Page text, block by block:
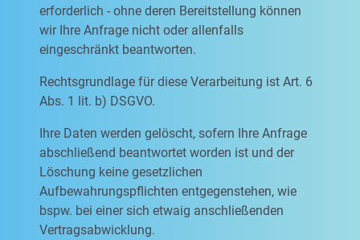
erforderlich - ohne deren Bereitstellung können
wir Ihre Anfrage nicht oder allenfalls
eingeschränkt beantworten.
Rechtsgrundlage für diese Verarbeitung ist Art. 6
Abs. 1 lit. b) DSGVO.
Ihre Daten werden gelöscht, sofern Ihre Anfrage
abschließend beantwortet worden ist und der
Löschung keine gesetzlichen
Aufbewahrungspflichten entgegenstehen, wie
bspw. bei einer sich etwaig anschließenden
Vertragsabwicklung.